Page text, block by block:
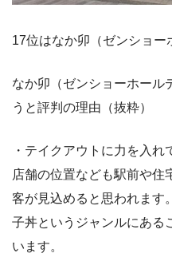
17位はなか卯（ゼンショー
なか卯（ゼンショーホール
うと評判の理由（抜粋）
・テイクアウトに力を入
店舗の位置なども駅前や住
客が見込めると思われます
子丼というジャンルにある
います。